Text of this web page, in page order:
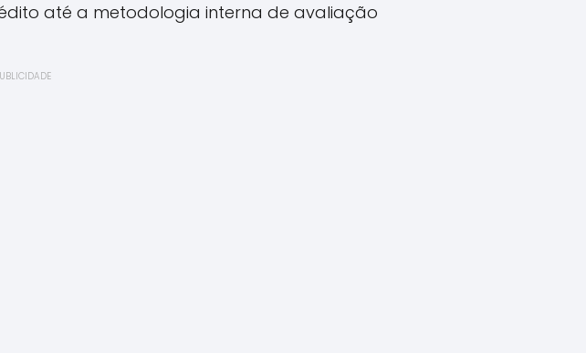
até a metodologia interna de avaliação